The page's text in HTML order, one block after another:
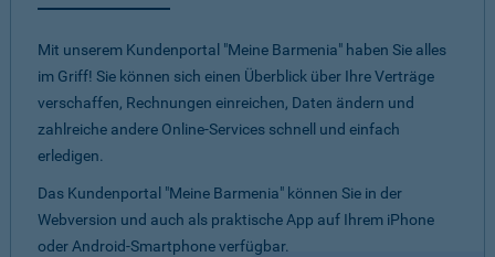
Mit unserem Kundenportal "Meine Barmenia" haben Sie alles
im Griff! Sie können sich einen Überblick über Ihre Verträge
verschaffen, Rechnungen einreichen, Daten ändern und
zahlreiche andere Online-Services schnell und einfach
erledigen.
Das Kundenportal "Meine Barmenia" können Sie in der
Webversion und auch als praktische App auf Ihrem iPhone
oder Android-Smartphone verfügbar.